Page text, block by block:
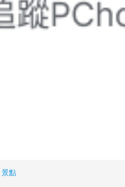
景點